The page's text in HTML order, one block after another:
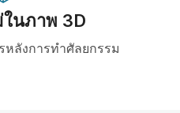
นภาพ 3D
หลังการทำศัลยกรรม